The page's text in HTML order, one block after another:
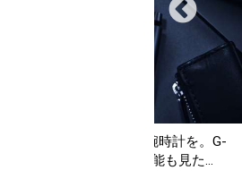
んだ「指名買い」】2026年7月掲載記